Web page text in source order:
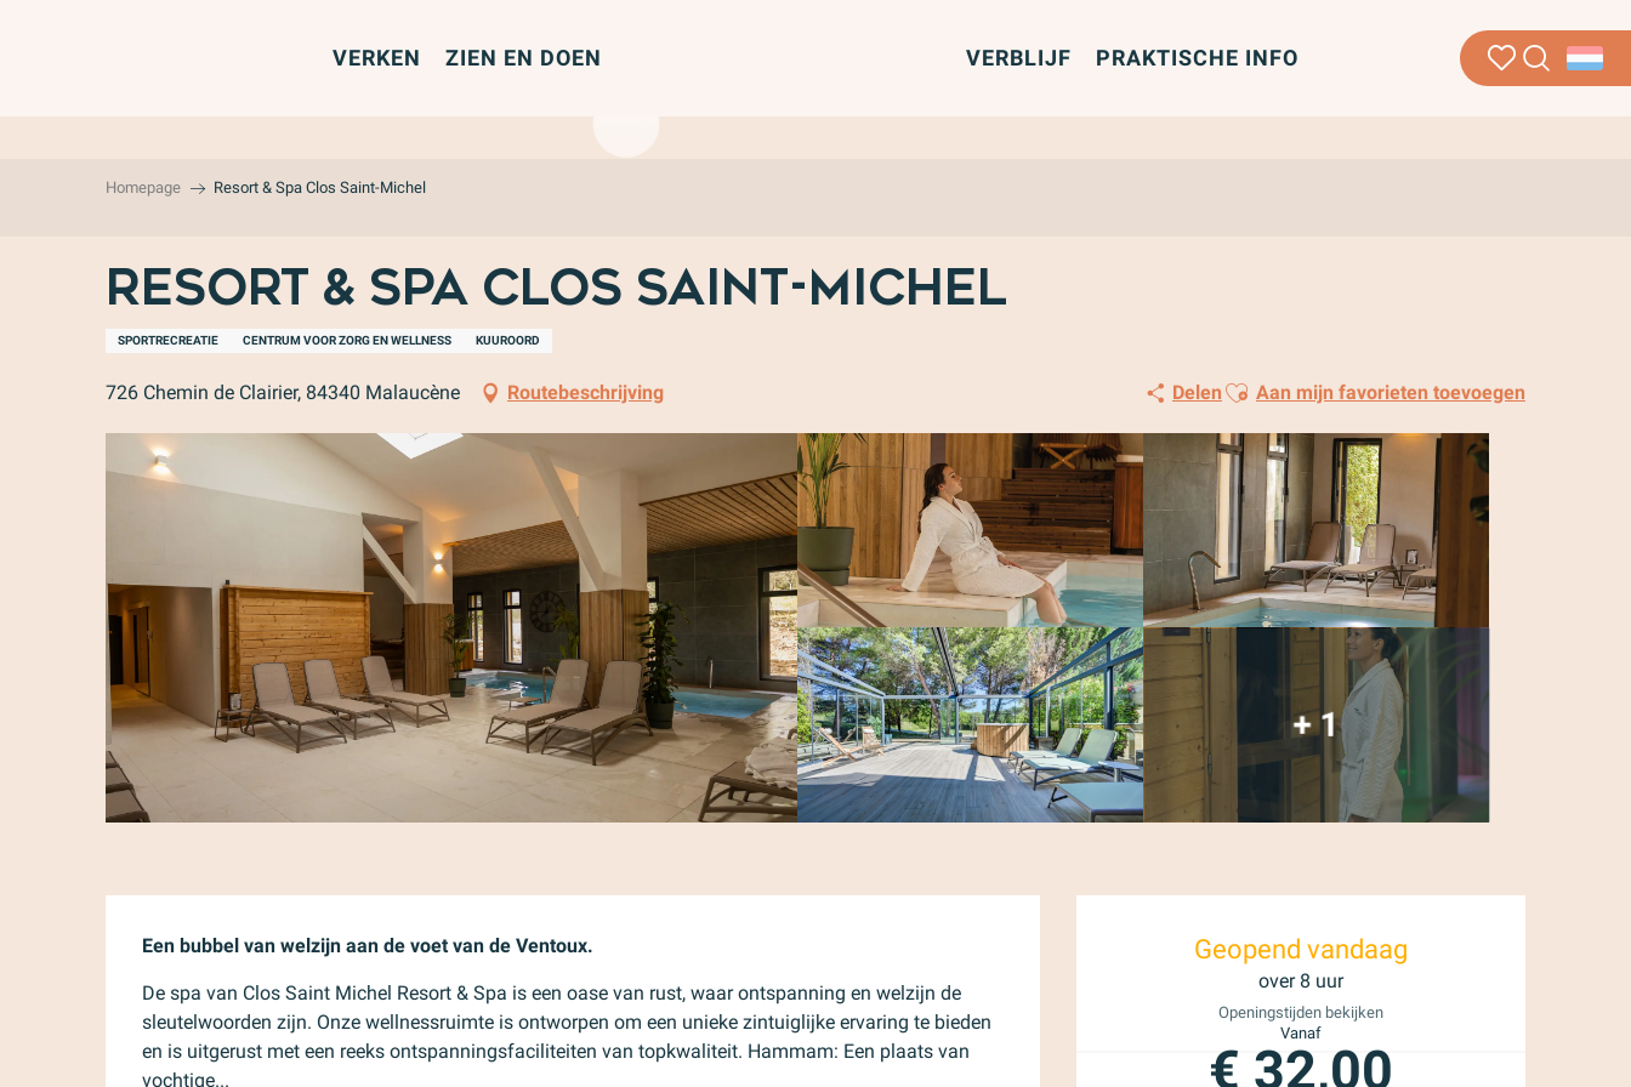
Zoek op
VERKEN ZIEN EN DOEN VERBLIJF PRAKTISCHE INFO
Homepage Resort & Spa Clos Saint-Michel
Resort & Spa Clos Saint-Michel
SPORTRECREATIE CENTRUM VOOR ZORG EN WELLNESS KUUROORD
726 Chemin de Clairier, 84340 Malaucène Routebeschrijving Delen Ajouter aux favoris
Aan mijn favorieten toevoegen
+ 1
Openingstijden en
Geopend vandaag
over 8 uur
Openingstijden bekijken
Vanaf
€ 32,00
Beschrijving
Een bubbel van welzijn aan de voet van de Ventoux.
De spa van Clos Saint Michel Resort & Spa is een oase van rust, waar ontspanning en welzijn de
sleutelwoorden zijn. Onze wellnessruimte is ontworpen om een unieke zintuiglijke ervaring te bieden
en is uitgerust met een reeks ontspanningsfaciliteiten van topkwaliteit. Hammam: Een plaats van
vochtige...